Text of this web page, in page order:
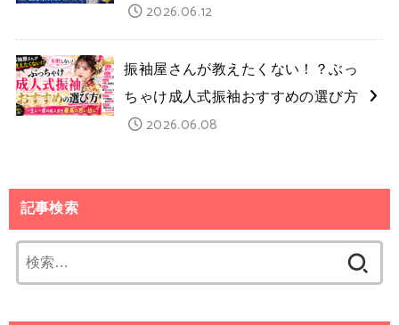
2026.06.12
振袖屋さんが教えたくない！？ぶっ
ちゃけ成人式振袖おすすめの選び方
2026.06.08
記事検索
索: